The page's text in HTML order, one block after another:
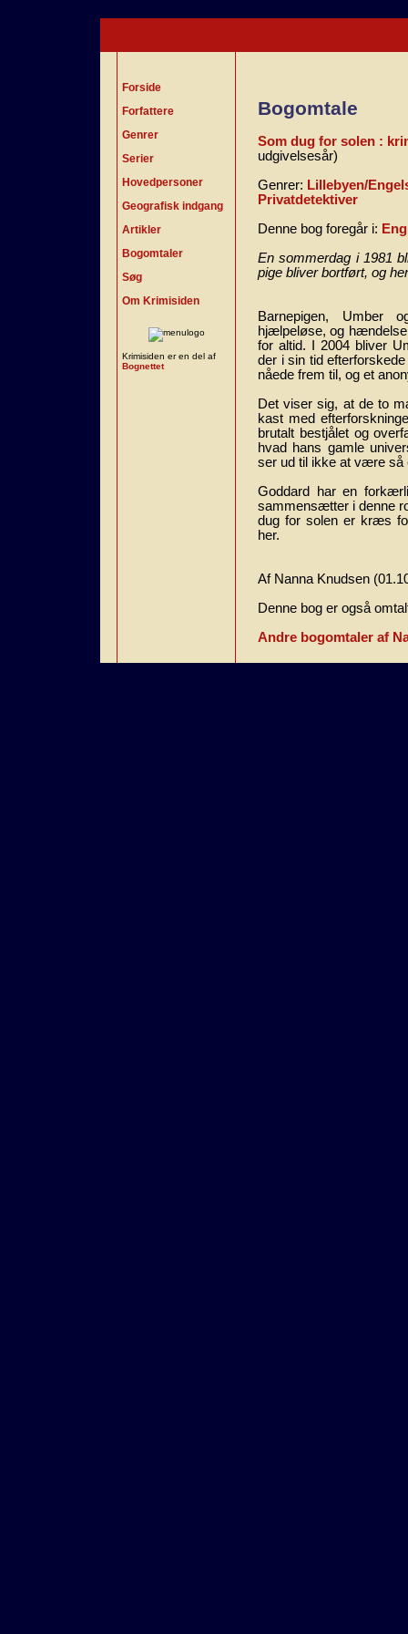
Forside
Forfattere
Genrer
Serier
Hovedpersoner
Geografisk indgang
Artikler
Bogomtaler
Søg
Om Krimisiden
Krimisiden er en del af
Bognettet
Bogomtale
Som dug for solen :
udgivelsesår)
Genrer: Lillebyen/
Privatdetektiver
Denne bog foregår i:
En sommerdag i 1981
pige bliver bortført, og
Barnepigen,
hjælpeløse, og
for altid. I 2004 bliver
der i sin tid
nåede frem til, og et
Det viser sig, at de to
kast med
brutalt bestjålet og
hvad hans gamle
ser ud til ikke at være så
Goddard har en
sammensætter i denne
dug for solen er kræs
her.
Af Nanna Knudsen
Denne bog er også
Andre bogomtaler af